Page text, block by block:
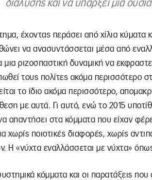
διάλυσης και να υπάρξει μια
έχοντας περάσει από χίλια κύματα
να ανασυντάσσεται μέσα από
ριζοσπαστική δυναμική να
τους πολίτες ακόμα περισσότερο
το ίδιο ακόμα περισσότερο,
με αυτά. Γι αυτό, ενώ το 2015
απαντήσει στα κόμματα που είχαν
χωρίς ποιοτικές διαφορές, χωρίς
Η «νύχτα εναλλάσσεται με νύχτα»
κόμματα και οι παρατάξεις